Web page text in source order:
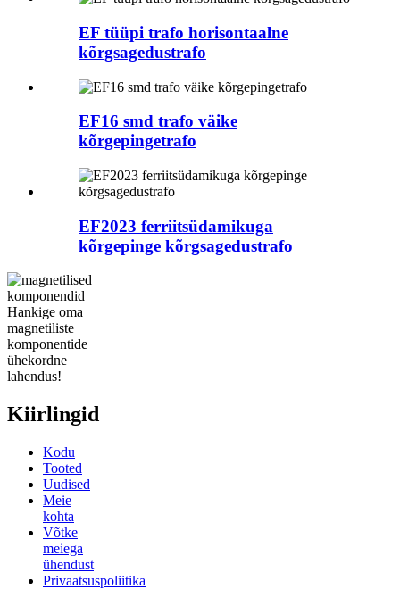
EF tüüpi trafo horisontaalne
kõrgsagedustrafo
EF16 smd trafo väike
kõrgepingetrafo
EF2023 ferriitsüdamikuga
kõrgepinge kõrgsagedustrafo
Hankige oma
magnetiliste
komponentide
ühekordne
lahendus!
Kiirlingid
Kodu
Tooted
Uudised
Meie
kohta
Võtke
meiega
ühendust
Privaatsuspoliitika